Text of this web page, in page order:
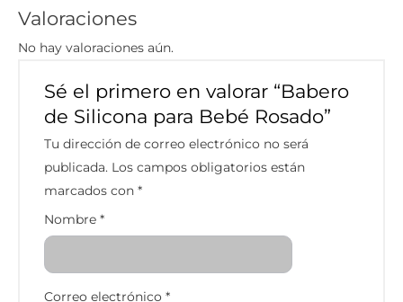
Valoraciones
No hay valoraciones aún.
Sé el primero en valorar “Babero
de Silicona para Bebé Rosado”
Tu dirección de correo electrónico no será
publicada. Los campos obligatorios están
marcados con*
Nombre*
Correo electrónico*